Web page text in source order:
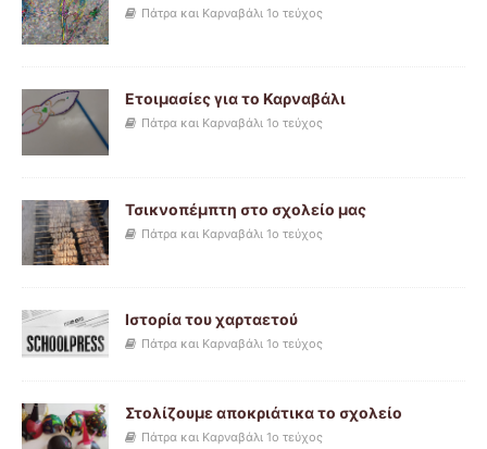
Πάτρα και Καρναβάλι 1ο τεύχος
Ετοιμασίες για το Καρναβάλι
Πάτρα και Καρναβάλι 1ο τεύχος
Τσικνοπέμπτη στο σχολείο μας
Πάτρα και Καρναβάλι 1ο τεύχος
Ιστορία του χαρταετού
Πάτρα και Καρναβάλι 1ο τεύχος
Στολίζουμε αποκριάτικα το σχολείο
Πάτρα και Καρναβάλι 1ο τεύχος